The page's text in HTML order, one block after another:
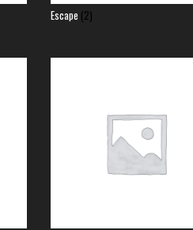
Escape (2)